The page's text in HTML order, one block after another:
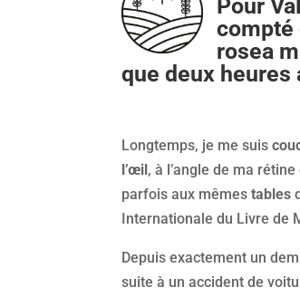
Pour
compté
rosea
que deux heures
Longtemps, je me suis
l’œil , à l’angle de ma
parfois aux mêmestables
Internationale du Livre de
Depuis exactement un
suite à un accident de